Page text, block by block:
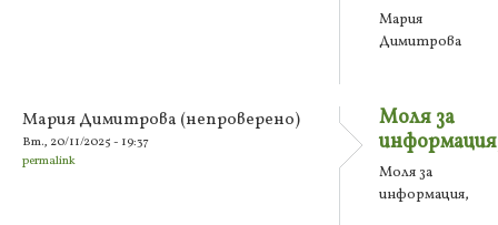
Мария
Димитрова
Мария Димитрова (непроверено)
Вт., 20/11/2025 - 19:37
permalink
Моля за
Моля за
информация,